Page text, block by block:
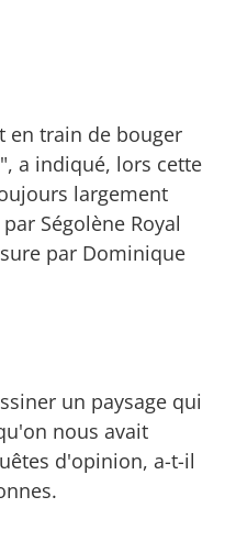
en train de bouger
a indiqué, lors cette
largement
Ségolène Royal
par Dominique
un paysage qui
nous avait
d'opinion, a-t-il